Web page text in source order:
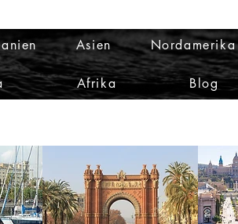
Asien Nordamerika
Afrika Blog